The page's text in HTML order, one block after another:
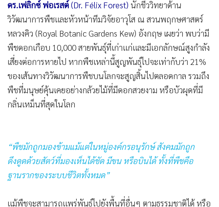
ผลกระทบของมนุษย์ต่อความหลากหลายทางชีวภาพและสิ่ง
ดร.เฟลิกซ์ ฟอเรสต์(Dr. Félix Forest)นักชีววิทยาด้าน
วิวัฒนาการพืชและหัวหน้าทีมวิจัยอาวุโส ณ สวนพฤกษศาสตร์
หลวงคิว (Royal Botanic Gardens Kew) อังกฤษ เผยว่า พบว่ามี
เสี่ยงต่อการหายไป หากพืชเหล่านี้สูญพันธุ์ไปจะเท่ากับว่า 21%